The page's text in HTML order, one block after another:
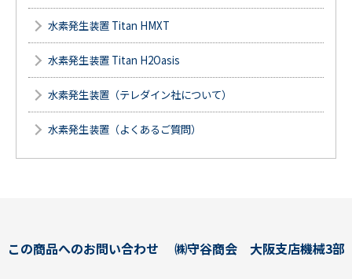
水素発生装置 Titan HMXT
水素発生装置 Titan H2Oasis
水素発生装置（テレダイン社について）
水素発生装置（よくあるご質問）
この商品へのお問い合わせ ㈱守谷商会 大阪支店機械3部